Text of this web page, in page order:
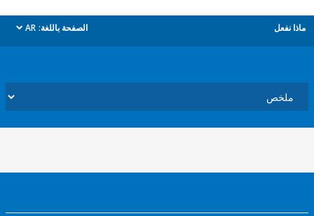
الصفحة باللغة: AR
dropdown